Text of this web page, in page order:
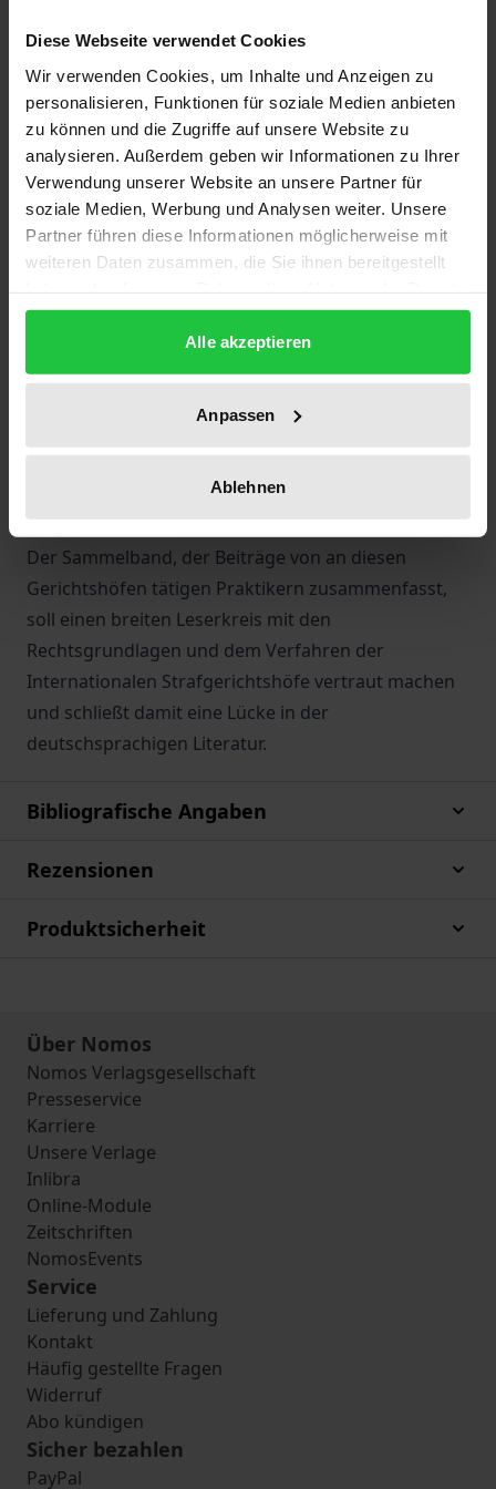
Diese Webseite verwendet Cookies
Wir verwenden Cookies, um Inhalte und Anzeigen zu
personalisieren, Funktionen für soziale Medien anbieten
zu können und die Zugriffe auf unsere Website zu
analysieren. Außerdem geben wir Informationen zu Ihrer
Verwendung unserer Website an unsere Partner für
soziale Medien, Werbung und Analysen weiter. Unsere
Partner führen diese Informationen möglicherweise mit
weiteren Daten zusammen, die Sie ihnen bereitgestellt
gesammelt haben.
Alle akzeptieren
Anpassen
Ablehnen
vor internationalen Strafgerichten geführt würden.
das Internationale Strafrecht gerade im letzten
Jahrzehnt erlebt hat.
Bereits kurz nach seiner Errichtung im Jahr 1993
nahm der Jugoslawienstrafgerichtshof (JStGH), dem
nicht zuletzt aufgrund des Verfahrens gegen den
ehemaligen Präsidenten Jugoslawiens, Slobodan
entgegengebracht wurde, seine Arbeit auf. Nur ein
Jahr später, im November 1994, erfolgte die
Einsetzung des Ruandastrafgerichtshofes (RStGH)
(IStGH), der im Jahr 2002 seine Tätigkeit
aufgenommen hat.
Der Sammelband, der Beiträge von an diesen
Gerichtshöfen tätigen Praktikern zusammenfasst,
soll einen breiten Leserkreis mit den
Rechtsgrundlagen und dem Verfahren der
Internationalen Strafgerichtshöfe vertraut machen
und schließt damit eine Lücke in der
deutschsprachigen Literatur.
Bibliografische Angaben
Rezensionen
Produktsicherheit
Über Nomos
Nomos Verlagsgesellschaft
Presseservice
Karriere
Unsere Verlage
Inlibra
Online-Module
Zeitschriften
NomosEvents
Service
Lieferung und Zahlung
Kontakt
Häufig gestellte Fragen
Widerruf
Abo kündigen
Sicher bezahlen
PayPal